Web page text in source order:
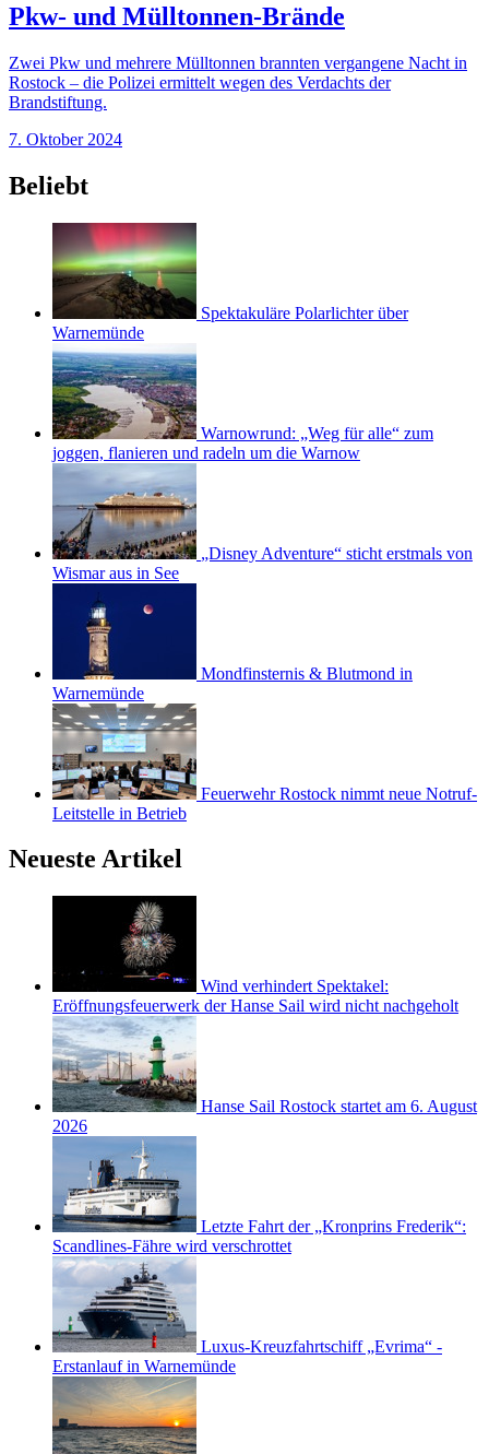
Pkw- und Mülltonnen-Brände
Zwei Pkw und mehrere Mülltonnen brannten vergangene Nacht in
Rostock – die Polizei ermittelt wegen des Verdachts der
Brandstiftung.
7. Oktober 2024
Beliebt
Spektakuläre Polarlichter über
Warnemünde
Warnowrund: „Weg für alle“ zum
joggen, flanieren und radeln um die Warnow
„Disney Adventure“ sticht erstmals von
Wismar aus in See
Mondfinsternis & Blutmond in
Warnemünde
Feuerwehr Rostock nimmt neue Notruf-
Leitstelle in Betrieb
Neueste Artikel
Wind verhindert Spektakel:
Eröffnungsfeuerwerk der Hanse Sail wird nicht nachgeholt
Hanse Sail Rostock startet am 6. August
2026
Letzte Fahrt der „Kronprins Frederik“:
Scandlines-Fähre wird verschrottet
Luxus-Kreuzfahrtschiff „Evrima“ -
Erstanlauf in Warnemünde